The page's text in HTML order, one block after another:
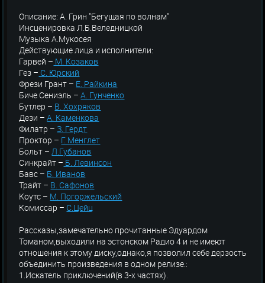
Описание: А. Грин "Бегущая по волнам"
Инсценировка Л.Б.Веледницкой
Музыка А.Мукосея
Действующие лица и исполнители:
Гарвей – М. Козаков
Гез – С. Юрский
Фрези Грант – Е. Райкина
Биче Сениэль –А. Гунченко
Бутлер – В. Хохряков
Дези –А. Каменкова
Филатр –З. Гердт
Проктор – Г. Менглет
Больт –Л.Губанов
Синкрайт – Б. Левинсон
Бавс – Б. Иванов
Трайт – В. Сафонов
Коутс – М. Погоржельский
Комиссар – С.Цейц
Рассказы,замечательно прочитанные Эдуардом
Томаном,выходили на эстонском Радио 4 и не имеют
отношения к этому диску,однако,я позволил себе дерзость
объединить произведения в одном релизе.:
1.Искатель приключений(в 3-х частях).